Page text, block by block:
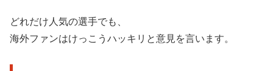
どれだけ人気の選手でも、
海外ファンはけっこうハッキリと意見を言います。